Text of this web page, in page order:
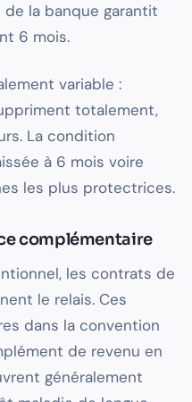
la banque garantit
6 mois.
variable :
totalement,
La condition
à 6 mois voire
les plus protectrices.
complémentaire
les contrats de
le relais. Ces
dans la convention
de revenu en
généralement